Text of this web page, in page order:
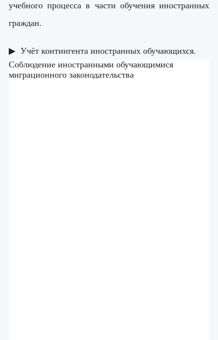
учебного процесса в части обучения иностранных
граждан.
▶ Учёт контингента иностранных обучающихся.
Соблюдение иностранными обучающимися
миграционного законодательства